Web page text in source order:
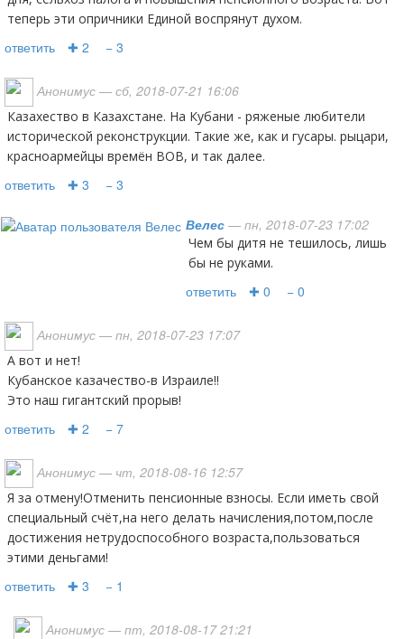
теперь эти опричники Единой воспрянут духом.
ответить ✚ 2 − 3
Анонимус — сб, 2018-07-21 16:06
Казахество в Казахстане. На Кубани - ряженые любители
исторической реконструкции. Такие же, как и гусары. рыцари,
красноармейцы времён ВОВ, и так далее.
ответить ✚ 3 − 3
Велес — пн, 2018-07-23 17:02
Чем бы дитя не тешилось, лишь
бы не руками.
ответить ✚ 0 − 0
Анонимус — пн, 2018-07-23 17:07
А вот и нет!
Кубанское казачество-в Израиле!!
Это наш гигантский прорыв!
ответить ✚ 2 − 7
Анонимус — чт, 2018-08-16 12:57
Я за отмену!Отменить пенсионные взносы. Если иметь свой
специальный счёт,на него делать начисления,потом,после
достижения нетрудоспособного возраста,пользоваться
этими деньгами!
ответить ✚ 3 − 1
Анонимус — пт, 2018-08-17 21:21